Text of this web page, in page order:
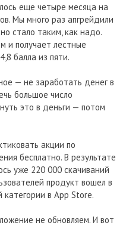
еще четыре месяца на
Мы много раз апгрейдили
стало таким, как надо.
и получает лестные
балла из пяти.
— не заработать денег в
большое число
это в деньги — потом
акции по
бесплатно. В результате
уже 220 000 скачиваний
продукт вошел в
в App Store.
не обновляем. И вот